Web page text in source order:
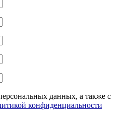
данных, а также с
конфиденциальности